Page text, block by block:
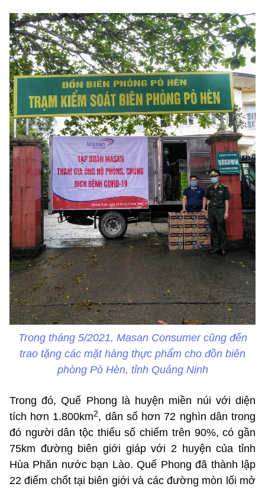
Trong tháng 5/2021, Masan Consumer cũng đến
trao tặng các mặt hàng thực phẩm cho đồn biên
phòng Pò Hèn, tỉnh Quảng Ninh
Trong đó, Quế Phong là huyện miền núi với diện
tích hơn 1.800km2, dân số hơn 72 nghìn dân trong
đó người dân tộc thiểu số chiếm trên 90%, có gần
75km đường biên giới giáp với 2 huyện của tỉnh
Hùa Phăn nước bạn Lào. Quế Phong đã thành lập
22 điểm chốt tại biên giới và các đường mòn lối mở